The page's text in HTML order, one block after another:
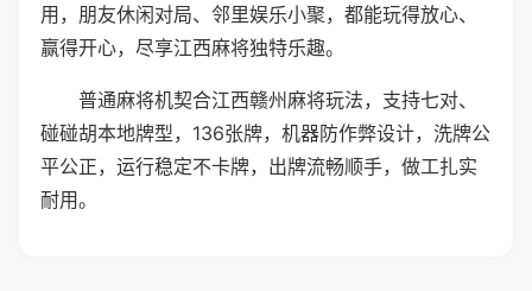
用，朋友休闲对局、邻里娱乐小聚，都能玩得放心、
赢得开心，尽享江西麻将独特乐趣。
普通麻将机契合江西赣州麻将玩法，支持七对、
碰碰胡本地牌型，136张牌，机器防作弊设计，洗牌公
平公正，运行稳定不卡牌，出牌流畅顺手，做工扎实
耐用。